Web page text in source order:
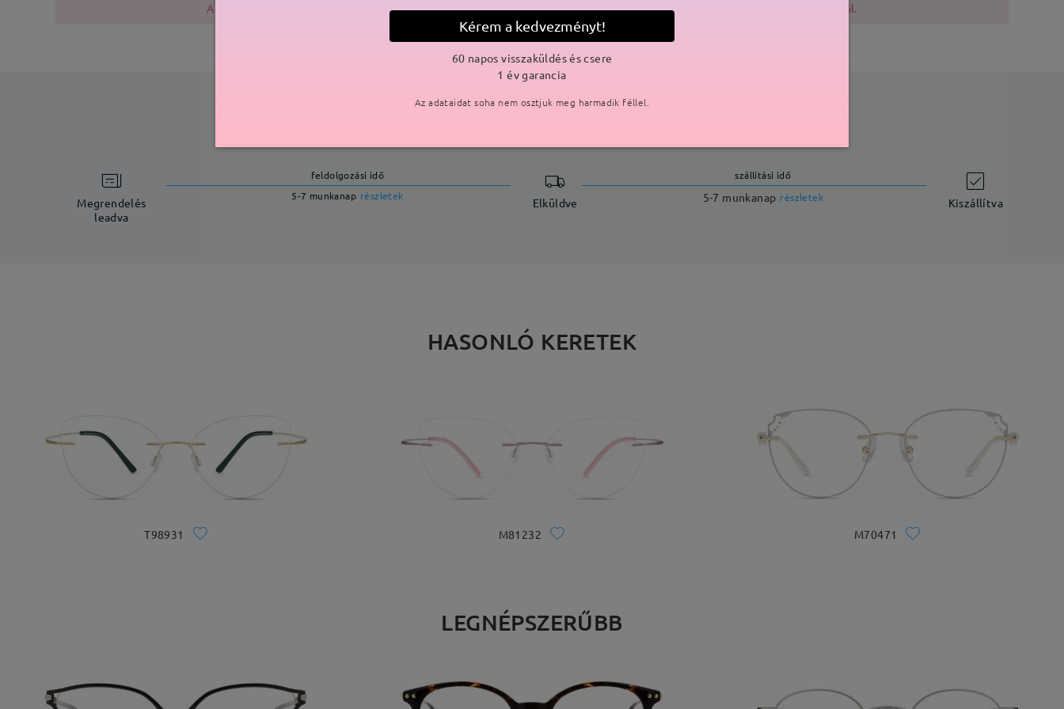
A fémszerkezet nikkelt tartalmaz a gyártási folyamat miatt. Nikkelallergiás vásárlók legyenek elővigyázatosak a vásárlásnál.
Megrendelés
leadva
feldolgozási idő
5-7 munkanap részletek Elküldve
szállítási idő
5-7 munkanap részletek Kiszállítva
HASONLÓ KERETEK
T98931 M81232 M70471
LEGNÉPSZERŰBB
Kérem a kedvezményt!
60 napos visszaküldés és csere
1 év garancia
Az adataidat soha nem osztjuk meg harmadik féllel.